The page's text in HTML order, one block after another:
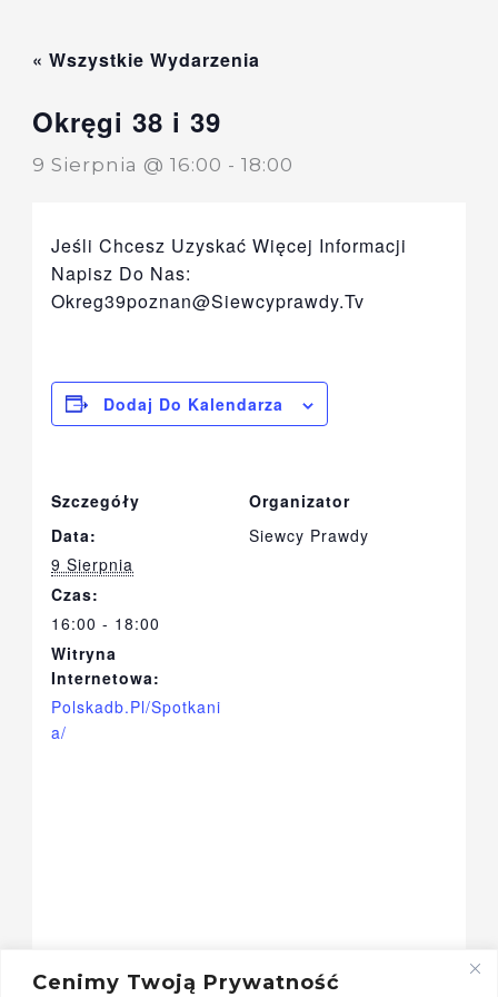
Cenimy Twoją Prywatność
« Wszystkie Wydarzenia
Okręgi 38 i 39
9 Sierpnia @ 16:00 -18:00
Jeśli Chcesz Uzyskać Więcej Informacji
Napisz Do Nas:
Okreg39poznan@siewcyprawdy.tv
Dodaj Do Kalendarza
Szczegóły
Data:
9 Sierpnia
Czas:
16:00 - 18:00
Witryna
Internetowa:
Polskadb.pl/spotkani
A/
Organizator
Siewcy Prawdy